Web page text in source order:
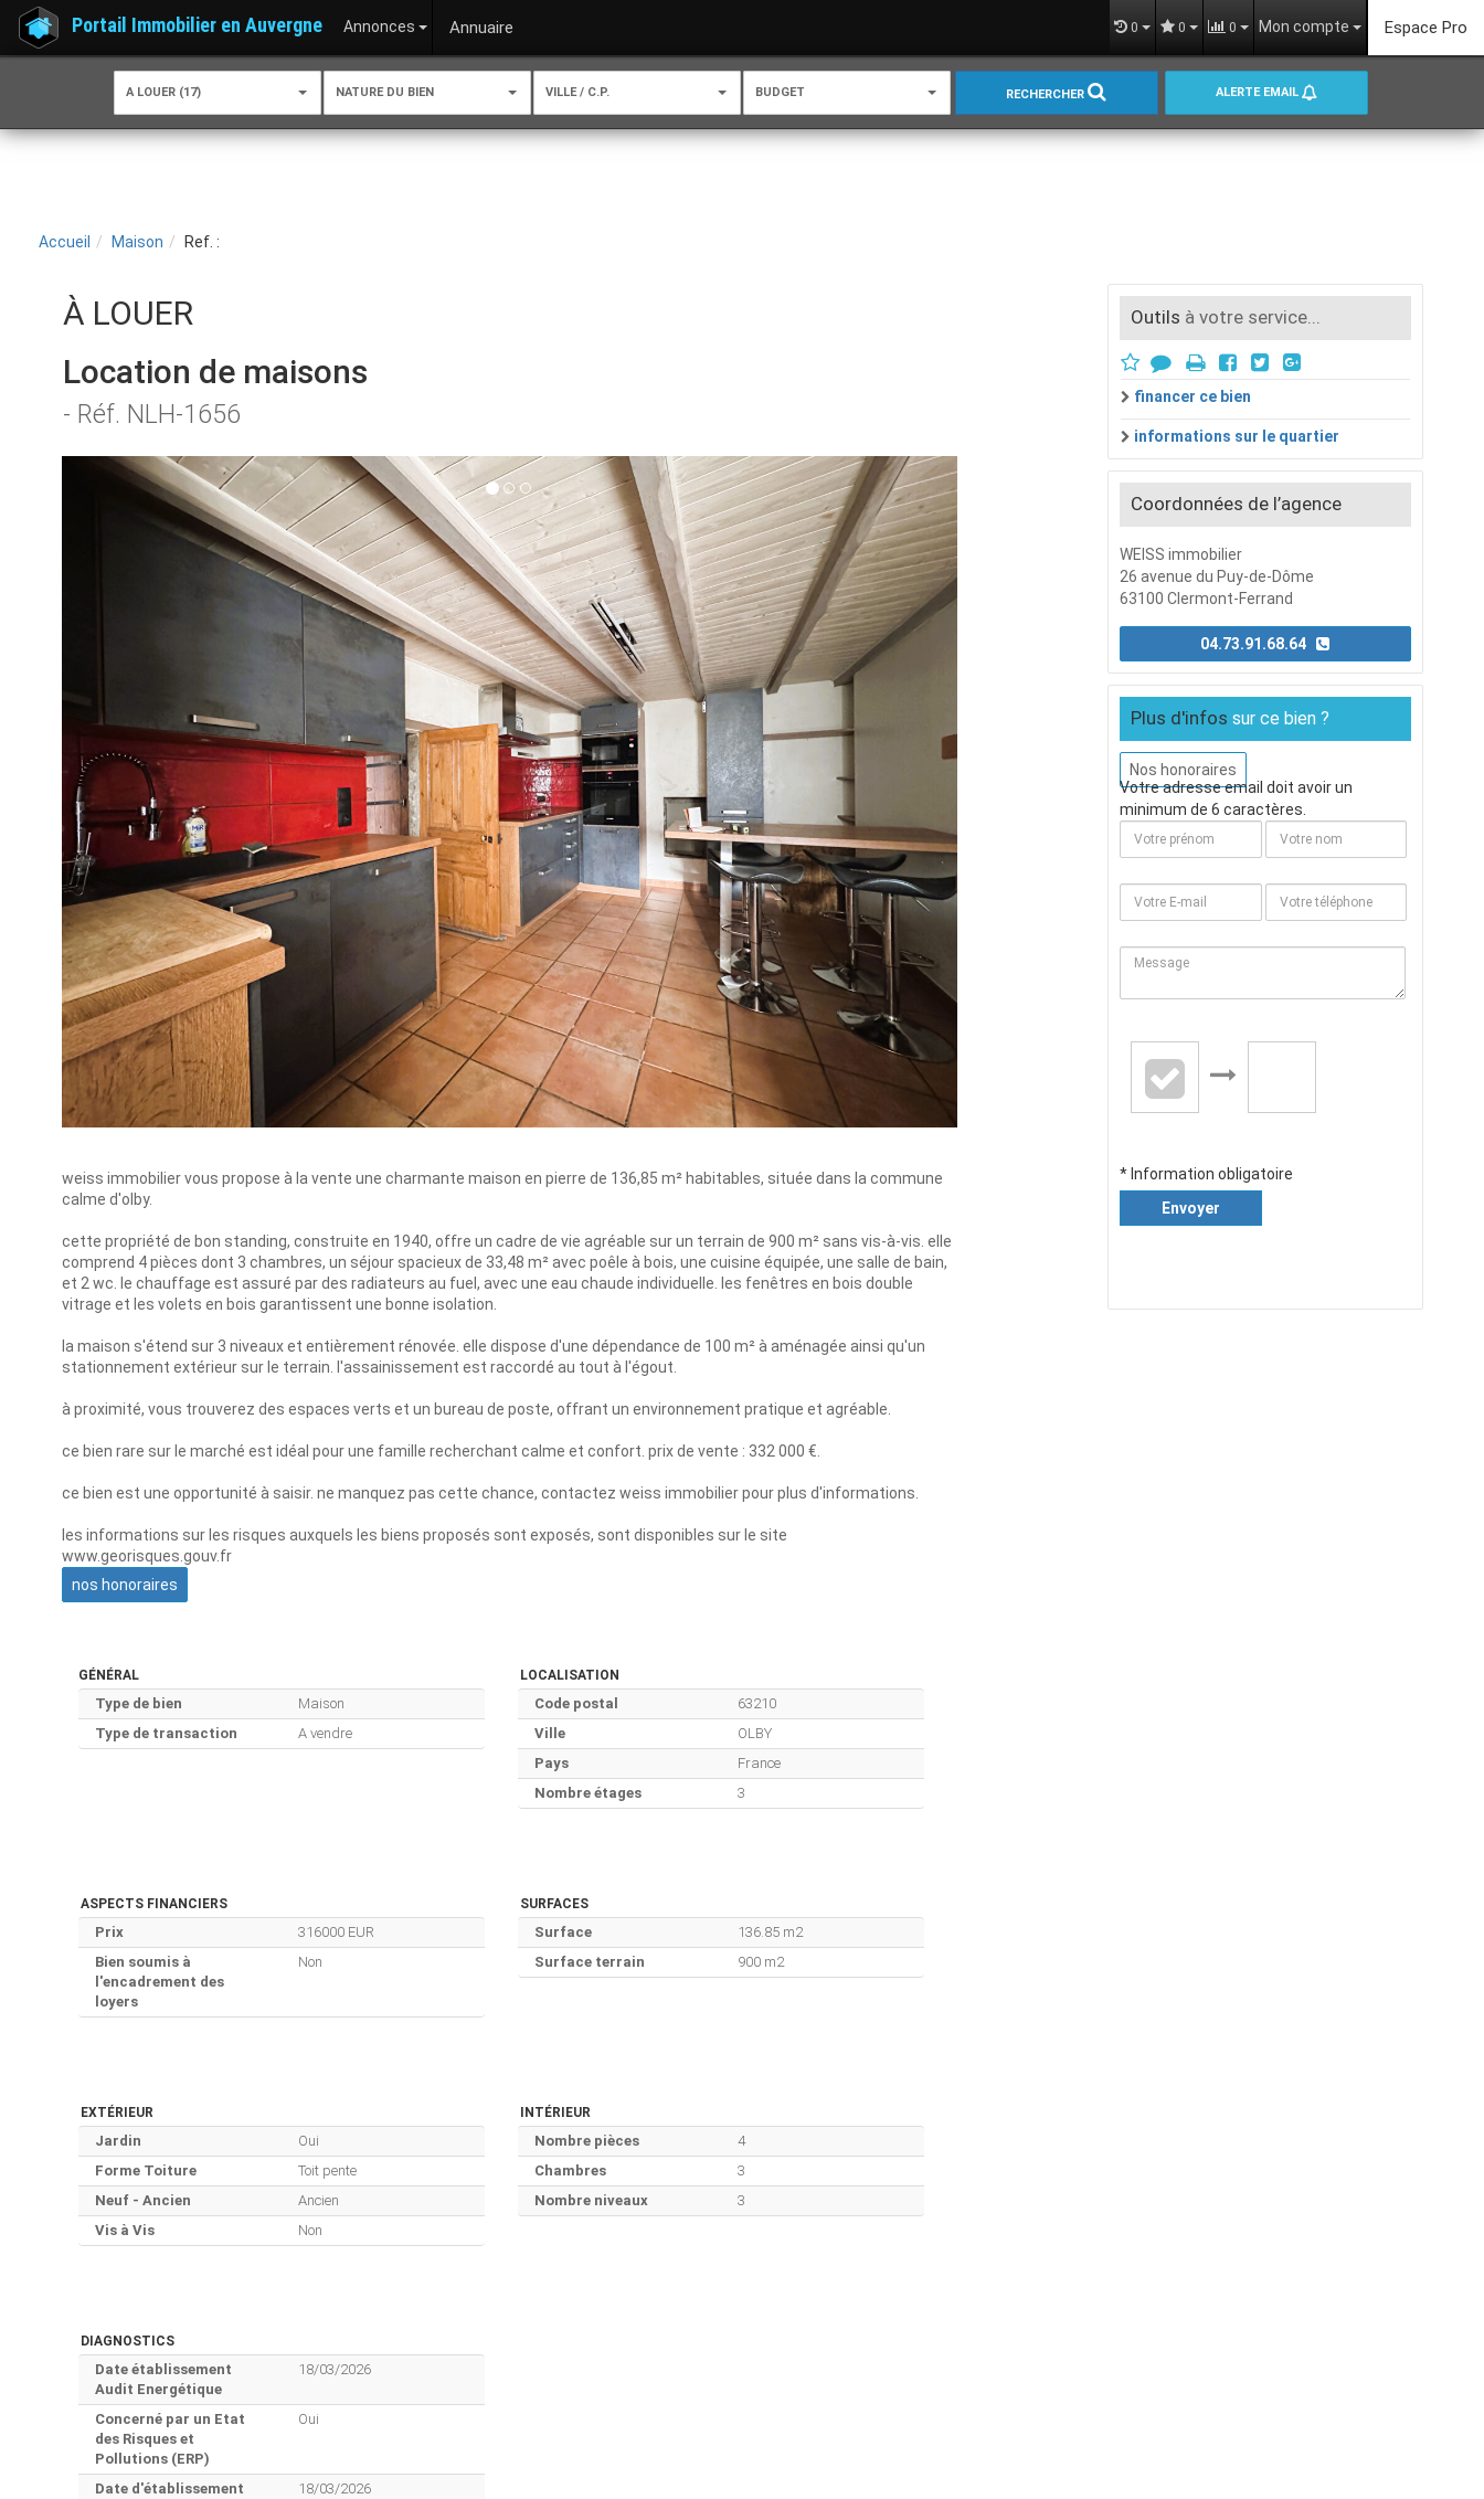
Portail Immobilier en Auvergne Annonces Annuaire 0 0 0 Mon compte Espace Pro
A LOUER (17) NATURE DU BIEN VILLE / C.P. BUDGET RECHERCHER ALERTE EMAIL
Accueil Maison Ref. :
À LOUER
Location de maisons
- Réf. NLH-1656
weiss immobilier vous propose à la vente une charmante maison en pierre de 136,85 m² habitables, située dans la commune
calme d'olby.
cette propriété de bon standing, construite en 1940, offre un cadre de vie agréable sur un terrain de 900 m² sans vis-à-vis. elle
comprend 4 pièces dont 3 chambres, un séjour spacieux de 33,48 m² avec poêle à bois, une cuisine équipée, une salle de bain,
et 2 wc. le chauffage est assuré par des radiateurs au fuel, avec une eau chaude individuelle. les fenêtres en bois double
vitrage et les volets en bois garantissent une bonne isolation.
la maison s'étend sur 3 niveaux et entièrement rénovée. elle dispose d'une dépendance de 100 m² à aménagée ainsi qu'un
stationnement extérieur sur le terrain. l'assainissement est raccordé au tout à l'égout.
à proximité, vous trouverez des espaces verts et un bureau de poste, offrant un environnement pratique et agréable.
ce bien rare sur le marché est idéal pour une famille recherchant calme et confort. prix de vente : 332 000 €.
ce bien est une opportunité à saisir. ne manquez pas cette chance, contactez weiss immobilier pour plus d'informations.
les informations sur les risques auxquels les biens proposés sont exposés, sont disponibles sur le site
www.georisques.gouv.fr
nos honoraires
GÉNÉRAL
Type de bien
Maison
Type de transaction
A vendre
LOCALISATION
Code postal
63210
Ville
OLBY
Pays
France
Nombre étages
3
ASPECTS FINANCIERS
Prix
316000 EUR
Bien soumis à
l'encadrement des
loyers
Non
SURFACES
Surface
136.85 m2
Surface terrain
900 m2
EXTÉRIEUR
Jardin
Oui
Forme Toiture
Toit pente
Neuf - Ancien
Ancien
Vis à Vis
Non
INTÉRIEUR
Nombre pièces
4
Chambres
3
Nombre niveaux
3
DIAGNOSTICS
Date établissement
Audit Energétique
18/03/2026
Concerné par un Etat
des Risques et
Pollutions (ERP)
Oui
Date d'établissement
18/03/2026
Outils à votre service...
financer ce bien
informations sur le quartier
Coordonnées de l’agence
WEISS immobilier
26 avenue du Puy-de-Dôme
63100 Clermont-Ferrand
04.73.91.68.64
Plus d'infos sur ce bien ?
Nos honoraires
Votre adresse email doit avoir un
minimum de 6 caractères.
* Information obligatoire
Envoyer